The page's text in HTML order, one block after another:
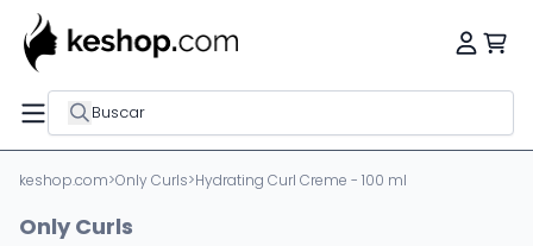
Buscar
keshop.com>Only Curls>Hydrating Curl Creme - 100 ml
Only Curls